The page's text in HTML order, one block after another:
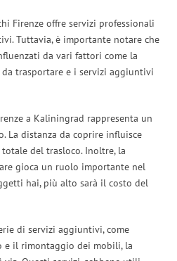
Firenze offre servizi professionali
Tuttavia, è importante notare che
da vari fattori come la
trasportare e i servizi aggiuntivi
a Kaliningrad rappresenta un
La distanza da coprire influisce
del trasloco. Inoltre, la
gioca un ruolo importante nel
hai, più alto sarà il costo del
di servizi aggiuntivi, come
e il rimontaggio dei mobili, la